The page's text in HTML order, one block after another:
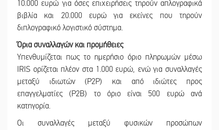
10.000 ευρώ για όσες επιχειρήσεις τηρούν απλογραφικά
βιβλία και 20.000 ευρώ για εκείνες που τηρούν
διπλογραφικό λογιστικό σύστημα.
Όρια συναλλαγών και προμήθειες
Υπενθυμίζεται πως το ημερήσιο όριο πληρωμών μέσω
IRIS ορίζεται πλέον στα 1.000 ευρώ, ενώ για συναλλαγές
μεταξύ ιδιωτών (P2P) και από ιδιώτες προς
επαγγελματίες (P2B) το όριο είναι 500 ευρώ ανά
κατηγορία.
Οι συναλλαγές μεταξύ φυσικών προσώπων